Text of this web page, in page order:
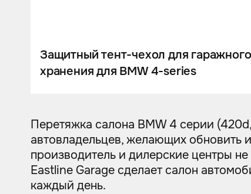
Активный
Защитный тент-чехол для гаражного
хранения для BMW 4-series
Перетяжка салона BMW 4 серии
автовладельцев, желающих обновить
производитель и дилерские центры
Eastline Garage сделает салон
каждый день.